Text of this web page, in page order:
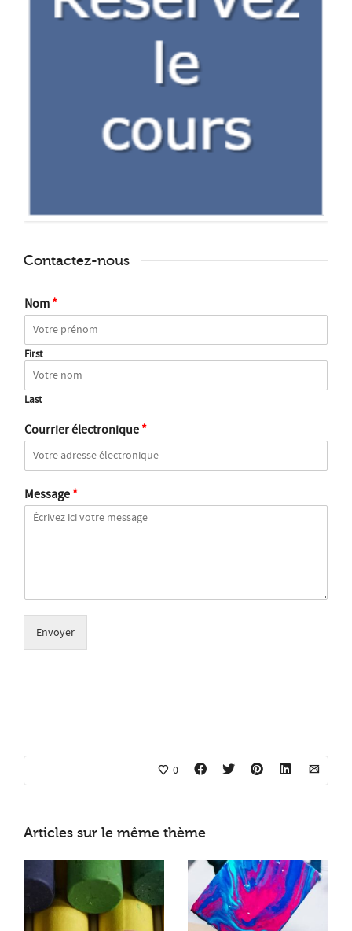
Contactez-nous
Nom *
First
Last
Courrier électronique *
Message *
Envoyer
0
Articles sur le même thème